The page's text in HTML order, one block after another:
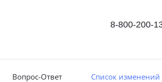
8-800-200-
Вопрос-Ответ Список изменений